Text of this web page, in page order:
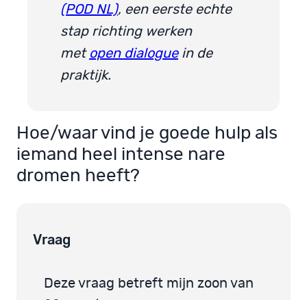
(POD NL), een eerste echte
stap richting werken
met open dialoguein de
praktijk.
Hoe/waar vind je goede hulp als
iemand heel intense nare
dromen heeft?
Vraag
Deze vraag betreft mijn zoon van